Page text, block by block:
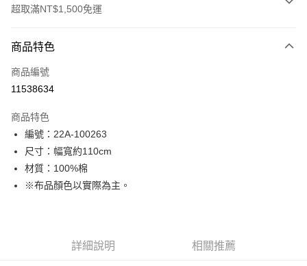
超取滿NT$1,500免運
信用卡一次付款
超商取貨付款
Apple Pay
街口支付
Google Pay
【大哥付你分期使用說明】
1.本服務由台灣大哥大提供，台灣大哥大用戶可立即使用無須另外申請。
AFTEE先享後付
商品特色
商品編號
11538634
商品特色
編號：22A-100263
尺寸：幅寬約110cm
材質：100%棉
※布品顏色以實際為主。
詳細說明 相關推薦